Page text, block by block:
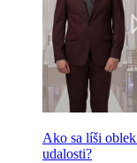
Ako sa líši oblek
udalosti?